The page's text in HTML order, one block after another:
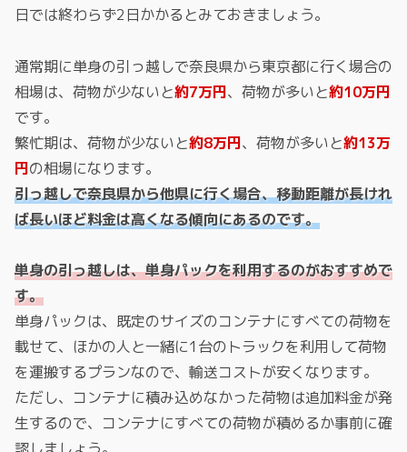
日では終わらず2日かかるとみておきましょう。
通常期に単身の引っ越しで奈良県から東京都に行く場合の
相場は、荷物が少ないと約7万円、荷物が多いと約10万円
です。
繁忙期は、荷物が少ないと約8万円、荷物が多いと約13万
円の相場になります。
引っ越しで奈良県から他県に行く場合、移動距離が長けれ
ば長いほど料金は高くなる傾向にあるのです。
単身の引っ越しは、単身パックを利用するのがおすすめで
す。
単身パックは、既定のサイズのコンテナにすべての荷物を
載せて、ほかの人と一緒に1台のトラックを利用して荷物
を運搬するプランなので、輸送コストが安くなります。
ただし、コンテナに積み込めなかった荷物は追加料金が発
生するので、コンテナにすべての荷物が積めるか事前に確